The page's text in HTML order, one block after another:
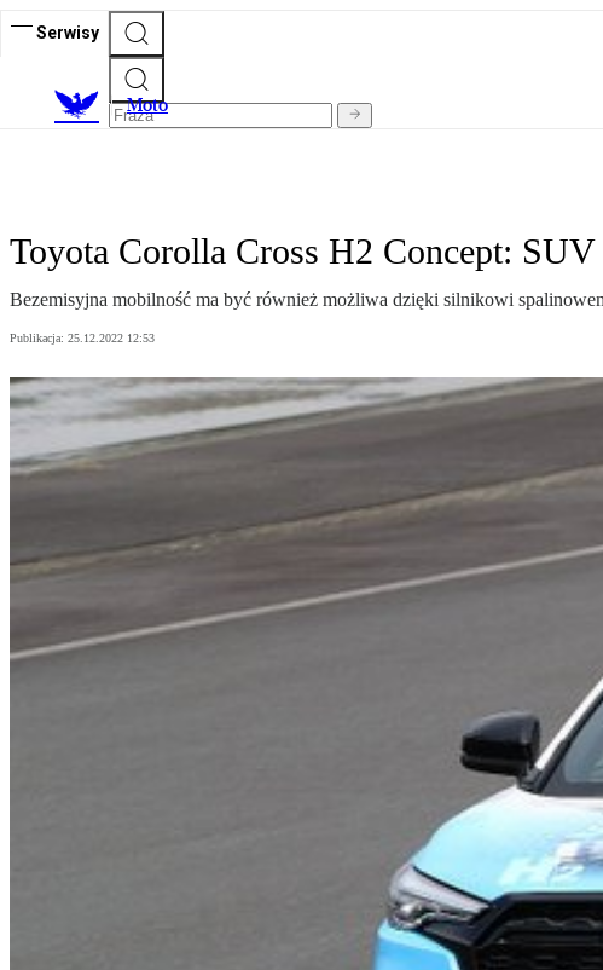
Serwisy
Moto
Toyota Corolla Cross H2 Concept:
Bezemisyjna mobilność ma być również możliwa dzięki silnikowi
Publikacja: 25.12.2022 12:53